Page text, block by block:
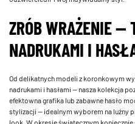
ZRÓB WRAŻENIE —
NADRUKAMI I
Od delikatnych modeli z koronkowym
nadrukami i hasłami — nasza kolekcja
efektowna grafika lub zabawne hasło
stylizacji — idealnym wyborem na luźny
look. W okresie świątecznym koniecznie